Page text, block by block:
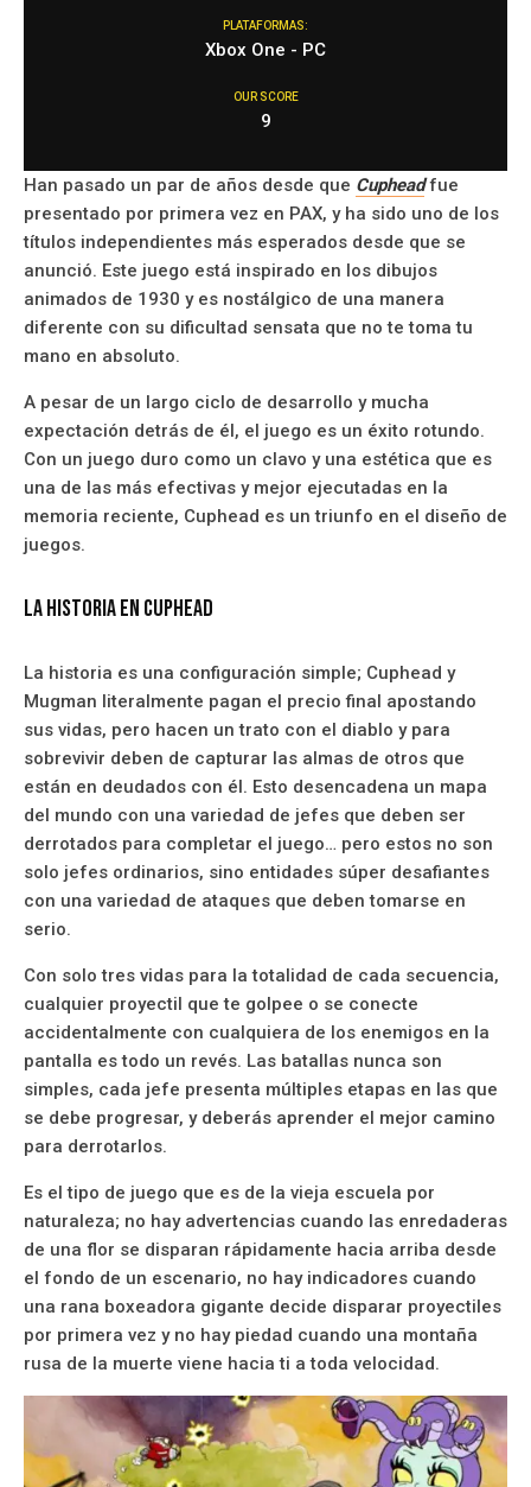
PLATAFORMAS:
Xbox One - PC
OUR SCORE
9
Han pasado un par de años desde que Cupheadfue
presentado por primera vez en PAX, y ha sido uno de los
títulos independientes más esperados desde que se
anunció. Este juego está inspirado en los dibujos
animados de 1930 y es nostálgico de una manera
diferente con su dificultad sensata que no te toma tu
mano en absoluto.
A pesar de un largo ciclo de desarrollo y mucha
expectación detrás de él, el juego es un éxito rotundo.
Con un juego duro como un clavo y una estética que es
una de las más efectivas y mejor ejecutadas en la
memoria reciente, Cuphead es un triunfo en el diseño de
juegos.
La Historia En Cuphead
La historia es una configuración simple; Cuphead y
Mugman literalmente pagan el precio final apostando
sus vidas, pero hacen un trato con el diablo y para
sobrevivir deben de capturar las almas de otros que
están en deudados con él. Esto desencadena un mapa
del mundo con una variedad de jefes que deben ser
derrotados para completar el juego… pero estos no son
solo jefes ordinarios, sino entidades súper desafiantes
con una variedad de ataques que deben tomarse en
serio.
Con solo tres vidas para la totalidad de cada secuencia,
cualquier proyectil que te golpee o se conecte
accidentalmente con cualquiera de los enemigos en la
pantalla es todo un revés. Las batallas nunca son
simples, cada jefe presenta múltiples etapas en las que
se debe progresar, y deberás aprender el mejor camino
para derrotarlos.
Es el tipo de juego que es de la vieja escuela por
naturaleza; no hay advertencias cuando las enredaderas
de una flor se disparan rápidamente hacia arriba desde
el fondo de un escenario, no hay indicadores cuando
una rana boxeadora gigante decide disparar proyectiles
por primera vez y no hay piedad cuando una montaña
rusa de la muerte viene hacia ti a toda velocidad.